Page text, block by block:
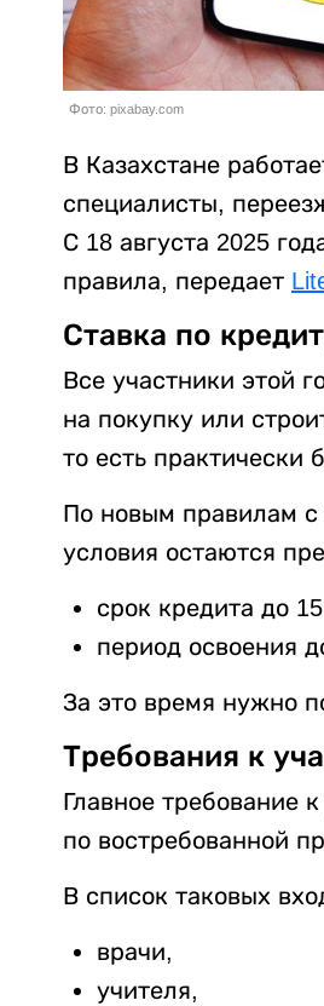
Фото: pixabay.com
В Казахстане
специалисты,
С 18 августа 2025
правила, передает
Ставка по
Все участники этой
на покупку или
то есть практически
По новым правилам с
условия остаются
срок кредита до
период освоения
За это время нужно
Требования к
Главное требование
по востребованной
В список таковых
врачи,
учителя,